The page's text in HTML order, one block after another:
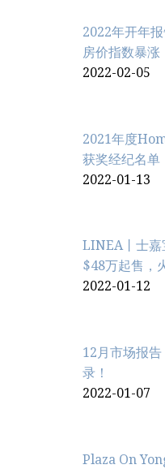
2022年开年
房价指数暴涨
2022-02-05
2021年度
获奖经纪名单
2022-01-13
LINEA丨士嘉
$48万起售，
2022-01-12
12月市场报
录！
2022-01-07
Plaza On